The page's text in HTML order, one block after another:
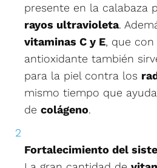
presente en la calabaza
rayos ultravioleta.
vitaminas C y E, que
antioxidante también
para la piel contra los
mismo tiempo que
de colágeno.
Fortalecimiento del